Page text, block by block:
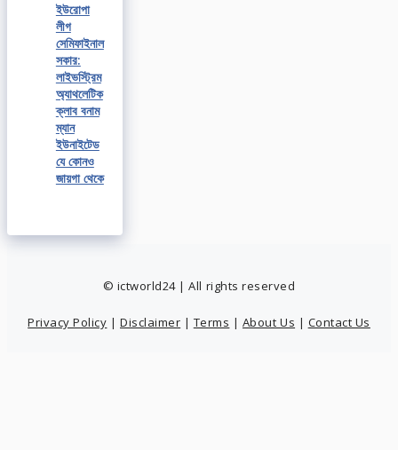
ইউরোপা
লীগ
সেমিফাইনাল
সকার:
লাইভস্ট্রিম
অ্যাথলেটিক
ক্লাব বনাম
ম্যান
ইউনাইটেড
যে কোনও
জায়গা থেকে
© ictworld24 | All rights reserved
Privacy Policy | Disclaimer | Terms | About Us | Contact Us